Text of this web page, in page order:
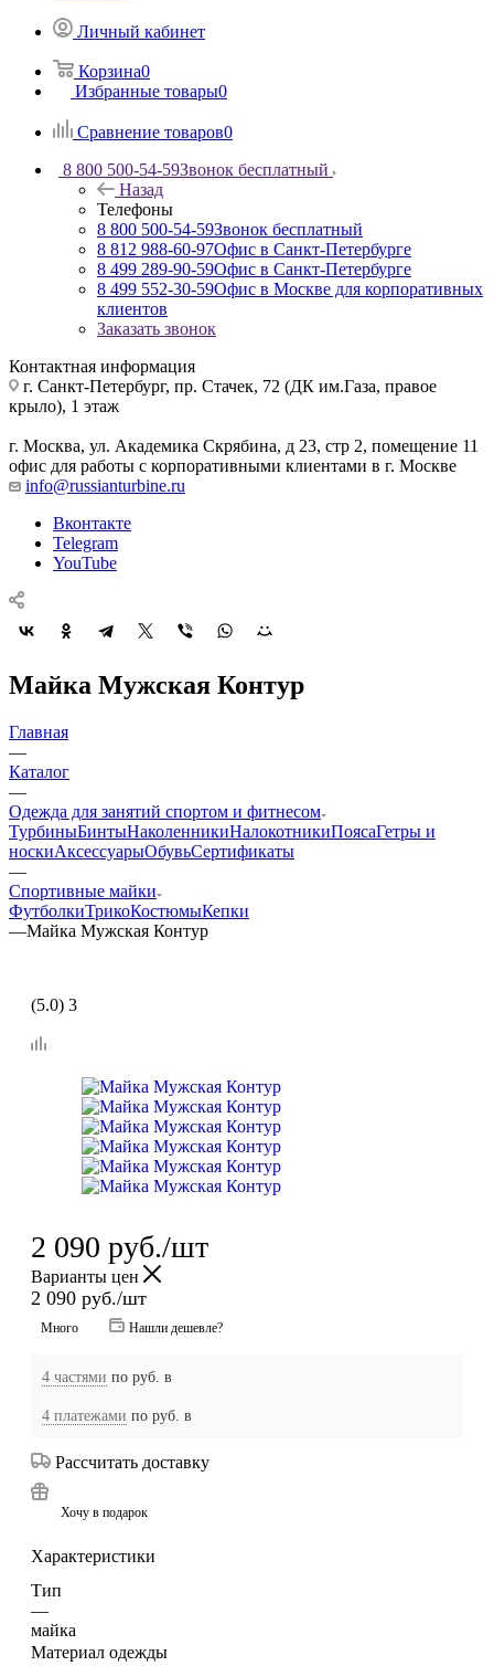
Личный кабинет
Корзина0
Избранные товары0
Сравнение товаров0
8 800 500-54-59Звонок бесплатный
Назад
Телефоны
8 800 500-54-59Звонок бесплатный
8 812 988-60-97Офис в Санкт-Петербурге
8 499 289-90-59Офис в Санкт-Петербурге
8 499 552-30-59Офис в Москве для корпоративных
клиентов
Заказать звонок
Контактная информация
г. Санкт-Петербург, пр. Стачек, 72 (ДК им.Газа, правое
крыло), 1 этаж
г. Москва, ул. Академика Скрябина, д 23, стр 2, помещение 11
офис для работы с корпоративными клиентами в г. Москве
info@russianturbine.ru
Вконтакте
Telegram
YouTube
Майка Мужская Контур
Главная
—
Каталог
—
Одежда для занятий спортом и фитнесом
ТурбиныБинтыНаколенникиНалокотникиПоясаГетры и
носкиАксессуарыОбувьСертификаты
—
Спортивные майки
ФутболкиТрикоКостюмыКепки
—Майка Мужская Контур
(5.0) 3
2 090 руб./шт
Варианты цен
2 090 руб./шт
Много Нашли дешевле?
4 частями по руб. в
4 платежами по руб. в
Рассчитать доставку
Хочу в подарок
Характеристики
Тип
—
майка
Материал одежды